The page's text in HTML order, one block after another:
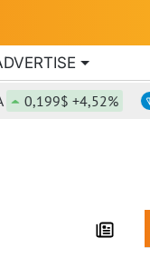
+4,52%